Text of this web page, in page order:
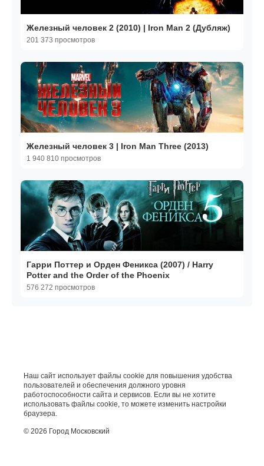
Железный человек 2 (2010) | Iron Man 2 (Дубляж)
201 373 просмотров
Железный человек 3 | Iron Man Three (2013)
1 940 810 просмотров
Гарри Поттер и Орден Феникса (2007) / Harry
Potter and the Order of the Phoenix
576 272 просмотров
Наш сайт использует файлы cookie для повышения удобства
пользователей и обеспечения должного уровня
работоспособности сайта и сервисов. Если вы не хотите
использовать файлы cookie, то можете изменить настройки
браузера.
© 2026 Город Московский